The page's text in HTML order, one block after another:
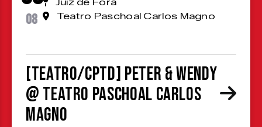
08
Juiz de Fora
Teatro Paschoal Carlos Magno
[TEATRO/CPTD] Peter & Wendy
@ Teatro Paschoal Carlos
Magno